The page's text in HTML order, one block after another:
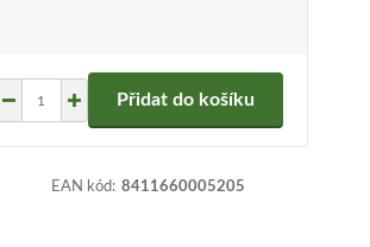
Přidat do košíku
EAN kód: 8411660005205